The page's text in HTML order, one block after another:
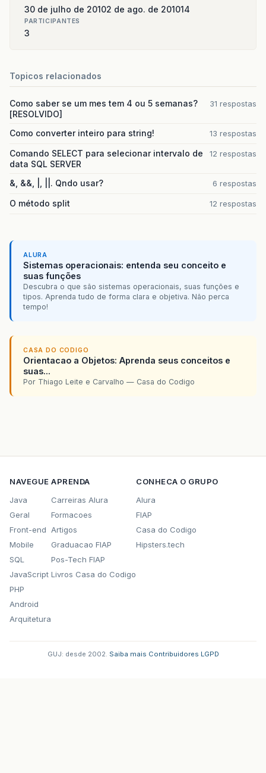
30 de julho de 20102 de ago. de 201014
PARTICIPANTES
3
Topicos relacionados
Como saber se um mes tem 4 ou 5 semanas?
[RESOLVIDO]
31 respostas
Como converter inteiro para string! 13 respostas
Comando SELECT para selecionar intervalo de
data SQL SERVER
12 respostas
&, &&, |, ||. Qndo usar? 6 respostas
O método split 12 respostas
ALURA
Sistemas operacionais: entenda seu conceito e
suas funções
Descubra o que são sistemas operacionais, suas funções e
tipos. Aprenda tudo de forma clara e objetiva. Não perca
tempo!
CASA DO CODIGO
Orientacao a Objetos: Aprenda seus conceitos e
suas...
Por Thiago Leite e Carvalho — Casa do Codigo
NAVEGUE
Java
Geral
Front-end
Mobile
SQL
JavaScript
PHP
Android
Arquitetura
APRENDA
Carreiras Alura
Formacoes
Artigos
Graduacao FIAP
Pos-Tech FIAP
Livros Casa do Codigo
CONHECA O GRUPO
Alura
FIAP
Casa do Codigo
Hipsters.tech
GUJ: desde 2002. Saiba mais Contribuidores LGPD